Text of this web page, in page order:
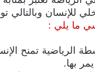
للإنسان وبالتالي
ما يلي :
الرياضية تمنح
بها.